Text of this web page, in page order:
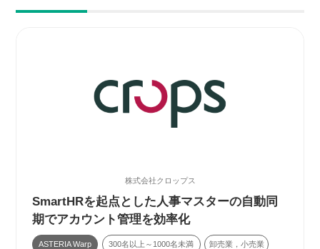
株式会社クロップス
SmartHRを起点とした人事マスターの自動同
期でアカウント管理を効率化
ASTERIA Warp 300名以上～1000名未満 卸売業，小売業